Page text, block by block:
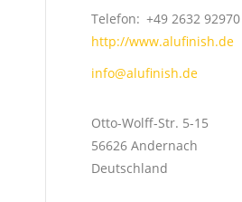
Telefon
+49 2632 92970
http://www.alufinish.de
info@alufinish.de
Otto-Wolff-Str. 5-15
56626 Andernach
Deutschland